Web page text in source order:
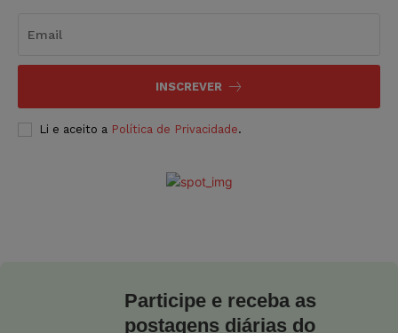
INSCREVER
Li e aceito a Política de Privacidade.
Participe e receba as
postagens diárias do